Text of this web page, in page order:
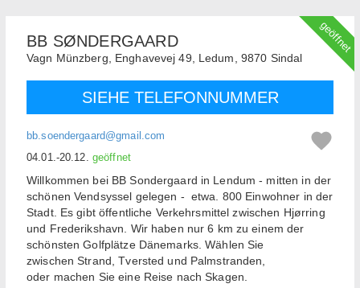
geöffnet
BB SØNDERGAARD
Vagn Münzberg, Enghavevej 49, Ledum, 9870 Sindal
SIEHE TELEFONNUMMER
bb.soendergaard@gmail.com
04.01.-20.12. geöffnet
Willkommen bei BB Sondergaard in Lendum - mitten in der
schönen Vendsyssel gelegen - etwa. 800 Einwohner in der
Stadt. Es gibt öffentliche Verkehrsmittel zwischen Hjørring
und Frederikshavn. Wir haben nur 6 km zu einem der
schönsten Golfplätze Dänemarks. Wählen Sie
zwischen Strand, Tversted und Palmstranden,
oder machen Sie eine Reise nach Skagen.